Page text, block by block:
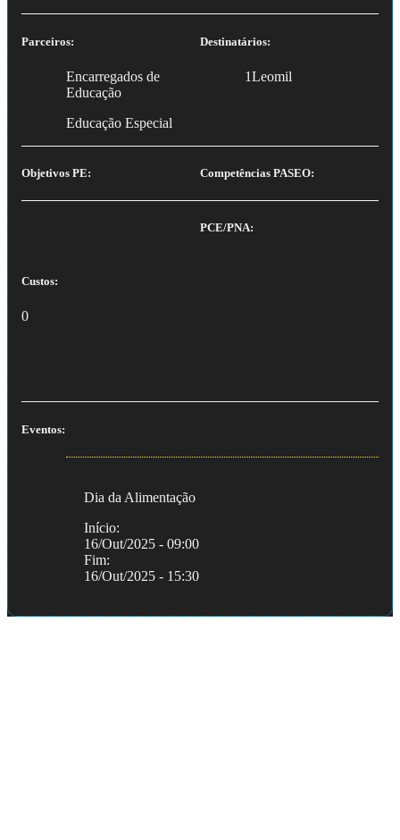
Parceiros:
Encarregados de
Educação
Educação Especial
Destinatários:
1Leomil
Objetivos PE: Competências PASEO:
Custos:
0
PCE/PNA:
Eventos:
Dia da Alimentação
Início:
16/Out/2025 - 09:00
Fim:
16/Out/2025 - 15:30